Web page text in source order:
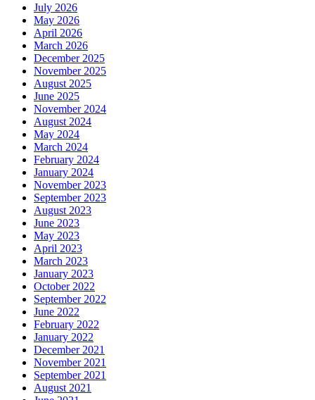
July 2026
May 2026
April 2026
March 2026
December 2025
November 2025
August 2025
June 2025
November 2024
August 2024
May 2024
March 2024
February 2024
January 2024
November 2023
September 2023
August 2023
June 2023
May 2023
April 2023
March 2023
January 2023
October 2022
September 2022
June 2022
February 2022
January 2022
December 2021
November 2021
September 2021
August 2021